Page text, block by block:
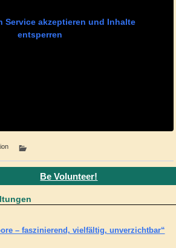
Service akzeptieren und Inhalte
entsperren
Be Volunteer!
– faszinierend, vielfältig, unverzichtbar“